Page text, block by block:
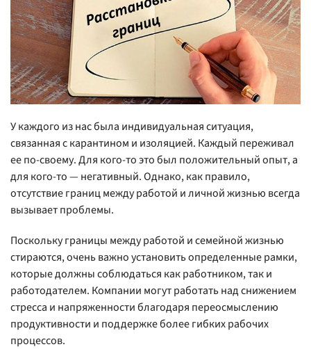
У каждого из нас была индивидуальная ситуация,
связанная с карантином и изоляцией. Каждый переживал
ее по-своему. Для кого-то это был положительный опыт, а
для кого-то — негативный. Однако, как правило,
отсутствие границ между работой и личной жизнью всегда
вызывает проблемы.
Поскольку границы между работой и семейной жизнью
стираются, очень важно установить определенные рамки,
которые должны соблюдаться как работником, так и
работодателем. Компании могут работать над снижением
стресса и напряженности благодаря переосмыслению
продуктивности и поддержке более гибких рабочих
процессов.